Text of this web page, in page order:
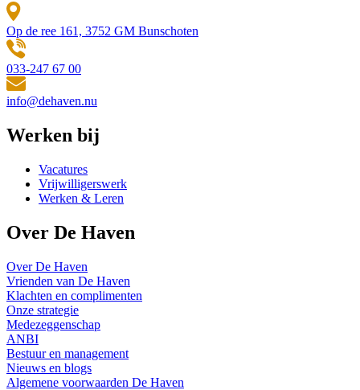
Op de ree 161, 3752 GM Bunschoten
033-247 67 00
info@dehaven.nu
Werken bij
Vacatures
Vrijwilligerswerk
Werken & Leren
Over De Haven
Over De Haven
Vrienden van De Haven
Klachten en complimenten
Onze strategie
Medezeggenschap
ANBI
Bestuur en management
Nieuws en blogs
Algemene voorwaarden De Haven